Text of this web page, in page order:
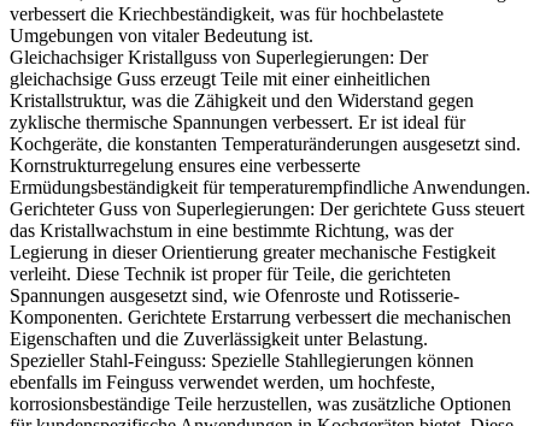
verbessert die Kriechbeständigkeit, was für hochbelastete
Umgebungen von vitaler Bedeutung ist.
Gleichachsiger Kristallguss von Superlegierungen: Der
gleichachsige Guss erzeugt Teile mit einer einheitlichen
Kristallstruktur, was die Zähigkeit und den Widerstand gegen
zyklische thermische Spannungen verbessert. Er ist ideal für
Kochgeräte, die konstanten Temperaturänderungen ausgesetzt sind.
Kornstrukturregelung ensures eine verbesserte
Ermüdungsbeständigkeit für temperaturempfindliche Anwendungen.
Gerichteter Guss von Superlegierungen: Der gerichtete Guss steuert
das Kristallwachstum in eine bestimmte Richtung, was der
Legierung in dieser Orientierung greater mechanische Festigkeit
verleiht. Diese Technik ist proper für Teile, die gerichteten
Spannungen ausgesetzt sind, wie Ofenroste und Rotisserie-
Komponenten. Gerichtete Erstarrung verbessert die mechanischen
Eigenschaften und die Zuverlässigkeit unter Belastung.
Spezieller Stahl-Feinguss: Spezielle Stahllegierungen können
ebenfalls im Feinguss verwendet werden, um hochfeste,
korrosionsbeständige Teile herzustellen, was zusätzliche Optionen